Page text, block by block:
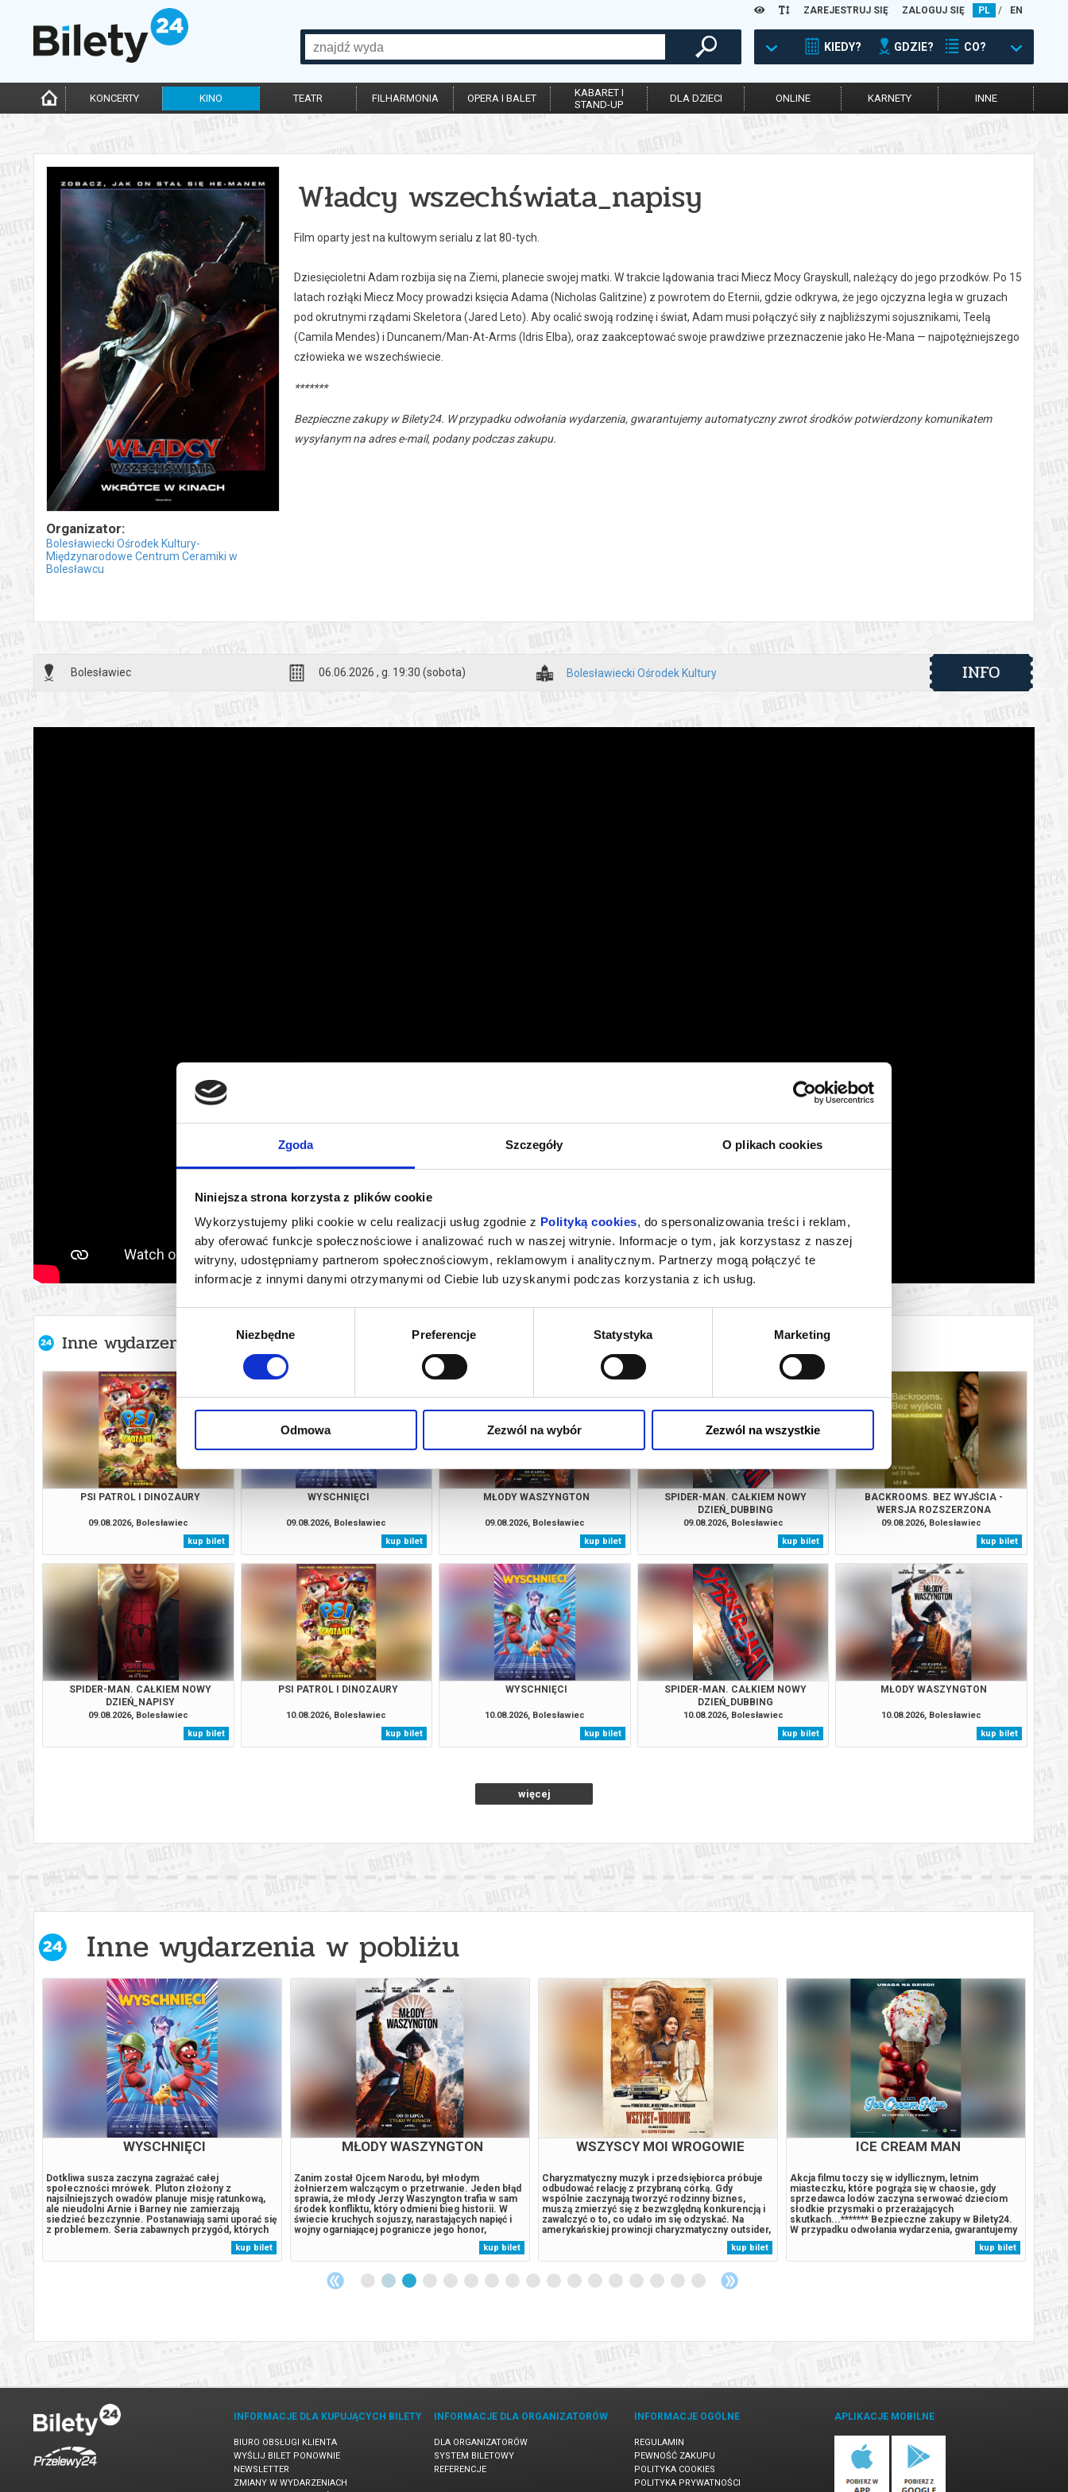
Zgoda Szczegóły O plikach cookies
Niniejsza strona korzysta z plików cookie
Wykorzystujemy pliki cookie w celu realizacji usług zgodnie z Polityką cookies, do spersonalizowania treści i reklam,
aby oferować funkcje społecznościowe i analizować ruch w naszej witrynie. Informacje o tym, jak korzystasz z naszej
witryny, udostępniamy partnerom społecznościowym, reklamowym i analitycznym. Partnerzy mogą połączyć te
informacje z innymi danymi otrzymanymi od Ciebie lub uzyskanymi podczas korzystania z ich usług.
Wybór
Niezbędne Preferencje Statystyka Marketing
Odmowa Zezwól na wybór Zezwól na wszystkie
ZAREJESTRUJ SIĘ ZALOGUJ SIĘ PL / EN
KIEDY? GDZIE? CO?
KONCERTY KINO TEATR FILHARMONIA OPERA I BALET
KABARET I
STAND-UP
DLA DZIECI ONLINE KARNETY INNE
Organizator:
Bolesławiecki Ośrodek Kultury-
Międzynarodowe Centrum Ceramiki w
Bolesławcu
Władcy wszechświata_napisy
Film oparty jest na kultowym serialu z lat 80-tych.
Dziesięcioletni Adam rozbija się na Ziemi, planecie swojej matki. W trakcie lądowania traci Miecz Mocy Grayskull, należący do jego przodków. Po 15
latach rozłąki Miecz Mocy prowadzi księcia Adama (Nicholas Galitzine) z powrotem do Eternii, gdzie odkrywa, że jego ojczyzna legła w gruzach
pod okrutnymi rządami Skeletora (Jared Leto). Aby ocalić swoją rodzinę i świat, Adam musi połączyć siły z najbliższymi sojusznikami, Teelą
(Camila Mendes) i Duncanem/Man-At-Arms (Idris Elba), oraz zaakceptować swoje prawdziwe przeznaczenie jako He-Mana — najpotężniejszego
człowieka we wszechświecie.
*******
Bezpieczne zakupy w Bilety24. W przypadku odwołania wydarzenia, gwarantujemy automatyczny zwrot środków potwierdzony komunikatem
wysyłanym na adres e-mail, podany podczas zakupu.
Bolesławiec 06.06.2026 , g. 19:30 (sobota) Bolesławiecki Ośrodek Kultury INFO
Inne wydarzenia organizatora
PSI PATROL I DINOZAURY
09.08.2026, Bolesławiec
kup bilet
WYSCHNIĘCI
09.08.2026, Bolesławiec
kup bilet
MŁODY WASZYNGTON
09.08.2026, Bolesławiec
kup bilet
SPIDER-MAN. CAŁKIEM NOWY
DZIEŃ_DUBBING
09.08.2026, Bolesławiec
kup bilet
BACKROOMS. BEZ WYJŚCIA -
WERSJA ROZSZERZONA
09.08.2026, Bolesławiec
kup bilet
SPIDER-MAN. CAŁKIEM NOWY
DZIEŃ_NAPISY
09.08.2026, Bolesławiec
kup bilet
PSI PATROL I DINOZAURY
10.08.2026, Bolesławiec
kup bilet
WYSCHNIĘCI
10.08.2026, Bolesławiec
kup bilet
SPIDER-MAN. CAŁKIEM NOWY
DZIEŃ_DUBBING
10.08.2026, Bolesławiec
kup bilet
MŁODY WASZYNGTON
10.08.2026, Bolesławiec
kup bilet
więcej
Inne wydarzenia w pobliżu
WYSCHNIĘCI
Dotkliwa susza zaczyna zagrażać całej
społeczności mrówek. Pluton złożony z
najsilniejszych owadów planuje misję ratunkową,
ale nieudolni Arnie i Barney nie zamierzają
siedzieć bezczynnie. Postanawiają sami uporać się
z problemem. Seria zabawnych przygód, których
nieoczekiwanymi bohaterami.******* Bezpieczne
kup bilet
MŁODY WASZYNGTON
Zanim został Ojcem Narodu, był młodym
żołnierzem walczącym o przetrwanie. Jeden błąd
sprawia, że młody Jerzy Waszyngton trafia w sam
środek konfliktu, który odmieni bieg historii. W
świecie kruchych sojuszy, narastających napięć i
wojny ogarniającej pogranicze jego honor,
najcięższą próbę. Stawiając czoła niebezpiecznym
przeciwnikom, Washington musi zmierzyć...
kup bilet
WSZYSCY MOI WROGOWIE
Charyzmatyczny muzyk i przedsiębiorca próbuje
odbudować relację z przybraną córką. Gdy
wspólnie zaczynają tworzyć rodzinny biznes,
muszą zmierzyć się z bezwzględną konkurencją i
zawalczyć o to, co udało im się odzyskać. Na
amerykańskiej prowincji charyzmatyczny outsider,
muzyk i przedsiębiorca tworzy wokół siebie
nietuzinkową społeczność. Gdy po latach do jego
życia wraca przybrana córka, pojawia się...
kup bilet
ICE CREAM MAN
Akcja filmu toczy się w idyllicznym, letnim
miasteczku, które pogrąża się w chaosie, gdy
sprzedawca lodów zaczyna serwować dzieciom
słodkie przysmaki o przerażających
skutkach...******* Bezpieczne zakupy w Bilety24.
W przypadku odwołania wydarzenia, gwarantujemy
automatyczny zwrot środków potwierdzony
komunikatem wysyłanym na adres e-mail, podany
podczas zakupu.
kup bilet
INFORMACJE DLA KUPUJĄCYCH BILETY
BIURO OBSŁUGI KLIENTA
WYŚLIJ BILET PONOWNIE
NEWSLETTER
ZMIANY W WYDARZENIACH
INFORMACJE DLA ORGANIZATORÓW
DLA ORGANIZATORÓW
SYSTEM BILETOWY
REFERENCJE
INFORMACJE OGÓLNE
REGULAMIN
PEWNOŚĆ ZAKUPU
POLITYKA COOKIES
POLITYKA PRYWATNOŚCI
APLIKACJE MOBILNE